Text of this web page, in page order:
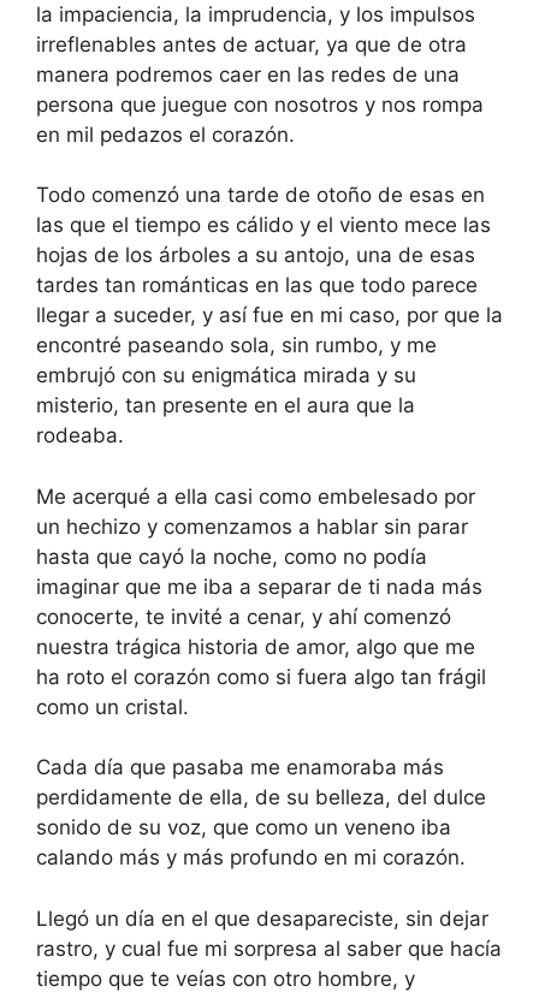
la impaciencia, la imprudencia, y los impulsos
irreflenables antes de actuar, ya que de otra
manera podremos caer en las redes de una
persona que juegue con nosotros y nos rompa
en mil pedazos el corazón.
Todo comenzó una tarde de otoño de esas en
las que el tiempo es cálido y el viento mece las
hojas de los árboles a su antojo, una de esas
tardes tan románticas en las que todo parece
llegar a suceder, y así fue en mi caso, por que la
encontré paseando sola, sin rumbo, y me
embrujó con su enigmática mirada y su
misterio, tan presente en el aura que la
rodeaba.
Me acerqué a ella casi como embelesado por
un hechizo y comenzamos a hablar sin parar
hasta que cayó la noche, como no podía
imaginar que me iba a separar de ti nada más
conocerte, te invité a cenar, y ahí comenzó
nuestra trágica historia de amor, algo que me
ha roto el corazón como si fuera algo tan frágil
como un cristal.
Cada día que pasaba me enamoraba más
perdidamente de ella, de su belleza, del dulce
sonido de su voz, que como un veneno iba
calando más y más profundo en mi corazón.
Llegó un día en el que desapareciste, sin dejar
rastro, y cual fue mi sorpresa al saber que hacía
tiempo que te veías con otro hombre, y